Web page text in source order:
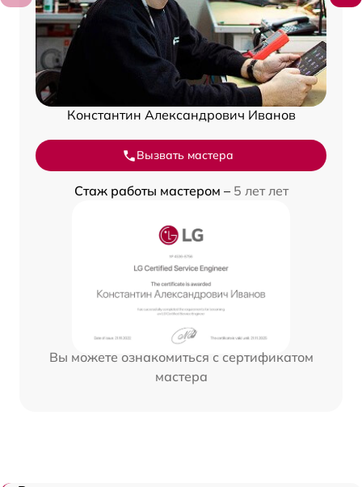
Константин Александрович Иванов
Вызвать мастера
Стаж работы мастером – 5 лет лет
Вы можете ознакомиться с сертификатом
мастера